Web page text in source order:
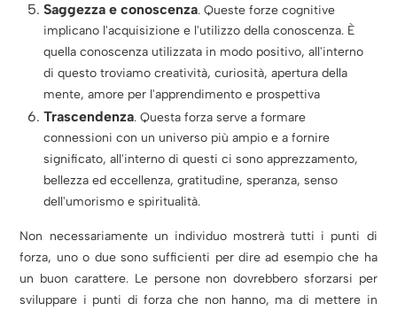
Saggezza e conoscenza. Queste forze cognitive
implicano l'acquisizione e l'utilizzo della conoscenza. È
quella conoscenza utilizzata in modo positivo, all'interno
di questo troviamo creatività, curiosità, apertura della
mente, amore per l'apprendimento e prospettiva
Trascendenza. Questa forza serve a formare
connessioni con un universo più ampio e a fornire
significato, all'interno di questi ci sono apprezzamento,
bellezza ed eccellenza, gratitudine, speranza, senso
dell'umorismo e spiritualità.
Non necessariamente un individuo mostrerà tutti i punti di
forza, uno o due sono sufficienti per dire ad esempio che ha
un buon carattere. Le persone non dovrebbero sforzarsi per
sviluppare i punti di forza che non hanno, ma di mettere in